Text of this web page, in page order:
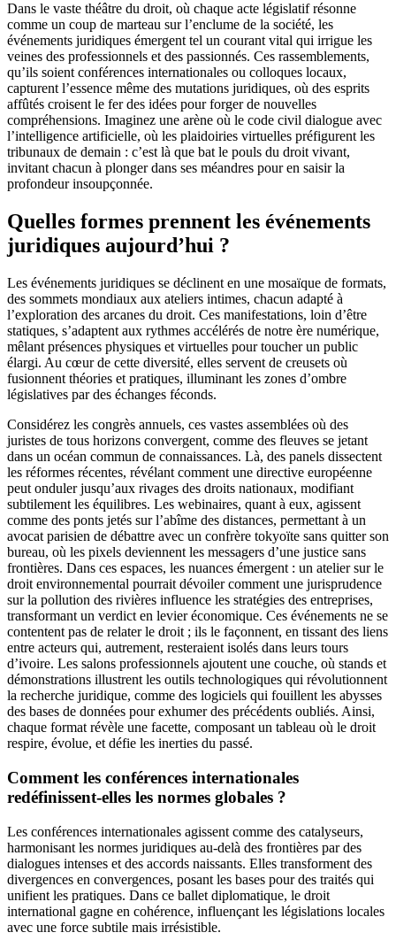
Dans le vaste théâtre du droit, où chaque acte législatif résonne
comme un coup de marteau sur l’enclume de la société, les
événements juridiques émergent tel un courant vital qui irrigue les
veines des professionnels et des passionnés. Ces rassemblements,
qu’ils soient conférences internationales ou colloques locaux,
capturent l’essence même des mutations juridiques, où des esprits
affûtés croisent le fer des idées pour forger de nouvelles
compréhensions. Imaginez une arène où le code civil dialogue avec
l’intelligence artificielle, où les plaidoiries virtuelles préfigurent les
tribunaux de demain : c’est là que bat le pouls du droit vivant,
invitant chacun à plonger dans ses méandres pour en saisir la
profondeur insoupçonnée.
Quelles formes prennent les événements
juridiques aujourd’hui ?
Les événements juridiques se déclinent en une mosaïque de formats,
des sommets mondiaux aux ateliers intimes, chacun adapté à
l’exploration des arcanes du droit. Ces manifestations, loin d’être
statiques, s’adaptent aux rythmes accélérés de notre ère numérique,
mêlant présences physiques et virtuelles pour toucher un public
élargi. Au cœur de cette diversité, elles servent de creusets où
fusionnent théories et pratiques, illuminant les zones d’ombre
législatives par des échanges féconds.
Considérez les congrès annuels, ces vastes assemblées où des
juristes de tous horizons convergent, comme des fleuves se jetant
dans un océan commun de connaissances. Là, des panels dissectent
les réformes récentes, révélant comment une directive européenne
peut onduler jusqu’aux rivages des droits nationaux, modifiant
subtilement les équilibres. Les webinaires, quant à eux, agissent
comme des ponts jetés sur l’abîme des distances, permettant à un
avocat parisien de débattre avec un confrère tokyoïte sans quitter son
bureau, où les pixels deviennent les messagers d’une justice sans
frontières. Dans ces espaces, les nuances émergent : un atelier sur le
droit environnemental pourrait dévoiler comment une jurisprudence
sur la pollution des rivières influence les stratégies des entreprises,
transformant un verdict en levier économique. Ces événements ne se
contentent pas de relater le droit ; ils le façonnent, en tissant des liens
entre acteurs qui, autrement, resteraient isolés dans leurs tours
d’ivoire. Les salons professionnels ajoutent une couche, où stands et
démonstrations illustrent les outils technologiques qui révolutionnent
la recherche juridique, comme des logiciels qui fouillent les abysses
des bases de données pour exhumer des précédents oubliés. Ainsi,
chaque format révèle une facette, composant un tableau où le droit
respire, évolue, et défie les inerties du passé.
Comment les conférences internationales
redéfinissent-elles les normes globales ?
Les conférences internationales agissent comme des catalyseurs,
harmonisant les normes juridiques au-delà des frontières par des
dialogues intenses et des accords naissants. Elles transforment des
divergences en convergences, posant les bases pour des traités qui
unifient les pratiques. Dans ce ballet diplomatique, le droit
international gagne en cohérence, influençant les législations locales
avec une force subtile mais irrésistible.